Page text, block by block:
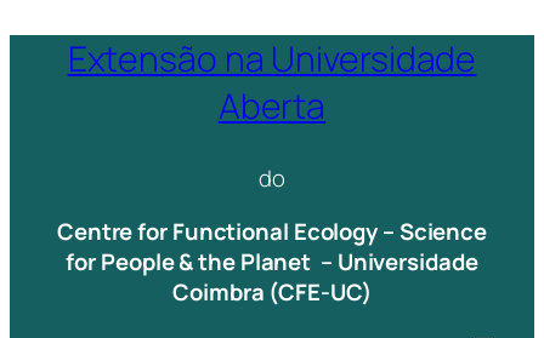
Extensão na Universidade
Aberta
do
Centre for Functional Ecology – Science
for People & the Planet – Universidade
Coimbra (CFE-UC)